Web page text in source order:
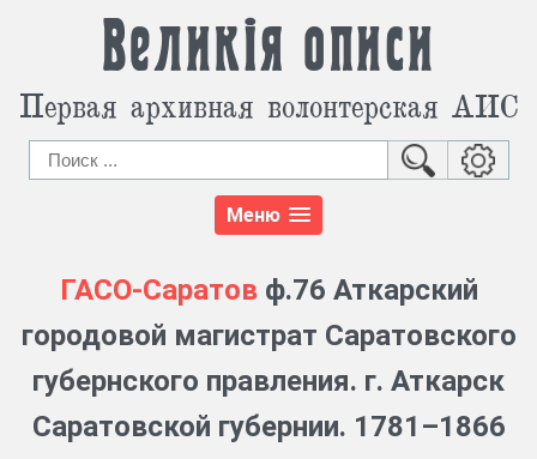
Великія описи
Первая архивная волонтерская АИС
Меню
ГАСО-Саратовф.76 Аткарский
городовой магистрат Саратовского
губернского правления. г. Аткарск
Саратовской губернии. 1781–1866